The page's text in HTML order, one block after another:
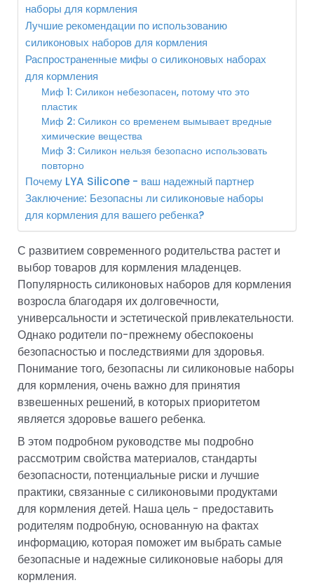
наборы для кормления
Лучшие рекомендации по использованию
силиконовых наборов для кормления
Распространенные мифы о силиконовых наборах
для кормления
Миф 1: Силикон небезопасен, потому что это
пластик
Миф 2: Силикон со временем вымывает вредные
химические вещества
Миф 3: Силикон нельзя безопасно использовать
повторно
Почему LYA Silicone - ваш надежный партнер
Заключение: Безопасны ли силиконовые наборы
для кормления для вашего ребенка?
С развитием современного родительства растет и
выбор товаров для кормления младенцев.
Популярность силиконовых наборов для кормления
возросла благодаря их долговечности,
универсальности и эстетической привлекательности.
Однако родители по-прежнему обеспокоены
безопасностью и последствиями для здоровья.
Понимание того, безопасны ли силиконовые наборы
для кормления, очень важно для принятия
взвешенных решений, в которых приоритетом
является здоровье вашего ребенка.
В этом подробном руководстве мы подробно
рассмотрим свойства материалов, стандарты
безопасности, потенциальные риски и лучшие
практики, связанные с силиконовыми продуктами
для кормления детей. Наша цель - предоставить
родителям подробную, основанную на фактах
информацию, которая поможет им выбрать самые
безопасные и надежные силиконовые наборы для
кормления.